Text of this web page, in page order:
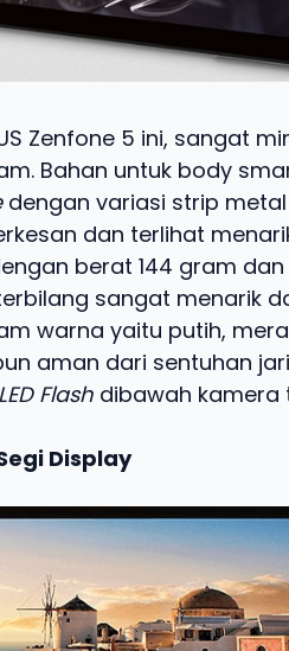
Zenfone 5 ini, sangat
Bahan untuk body
dengan variasi strip
dan terlihat
berat 144 gram dan
sangat menarik
warna yaitu putih,
aman dari sentuhan
LED Flash dibawah kamera
Display